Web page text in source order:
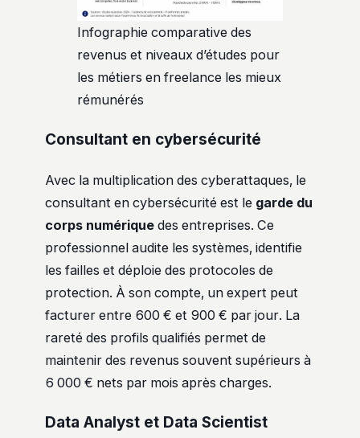
Infographie comparative des
revenus et niveaux d’études pour
les métiers en freelance les mieux
rémunérés
Consultant en cybersécurité
Avec la multiplication des cyberattaques, le
consultant en cybersécurité est le garde du
corps numérique des entreprises. Ce
professionnel audite les systèmes, identifie
les failles et déploie des protocoles de
protection. À son compte, un expert peut
facturer entre 600 € et 900 € par jour. La
rareté des profils qualifiés permet de
maintenir des revenus souvent supérieurs à
6 000 € nets par mois après charges.
Data Analyst et Data Scientist